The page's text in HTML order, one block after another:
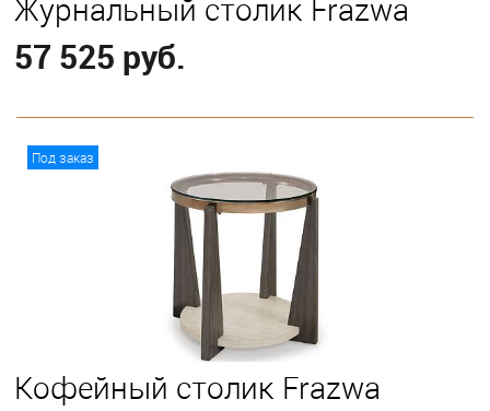
Журнальный столик Frazwa
57 525 руб.
Под заказ
Кофейный столик Frazwa